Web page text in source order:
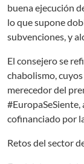
buena ejecución
lo que supone
subvenciones, y
El consejero se
chabolismo,
merecedor del
cofinanciado por
Retos del sector